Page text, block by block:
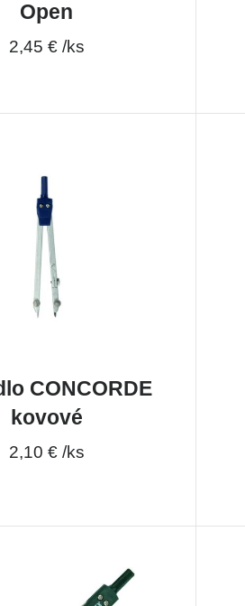
Open
2,45 € /ks
CONCORDE
kovové
2,10 € /ks